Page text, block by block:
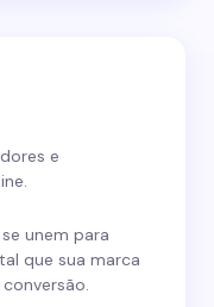
e
unem para
que sua marca